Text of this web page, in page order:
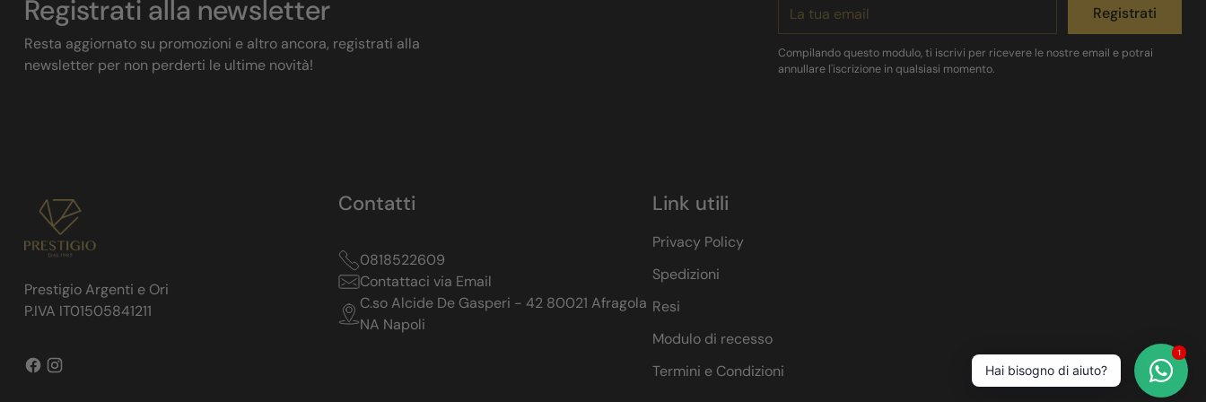
Registrati alla newsletter
Resta aggiornato su promozioni e altro ancora, registrati alla
newsletter per non perderti le ultime novità!
tua
email
Registrati
Compilando questo modulo, ti iscrivi per ricevere le nostre email e potrai
annullare l'iscrizione in qualsiasi momento.
Prestigio Argenti e Ori
P.IVA IT01505841211
Contatti
0818522609
Contattaci via Email
C.so Alcide De Gasperi - 42 80021 Afragola
NA Napoli
Link utili
Privacy Policy
Spedizioni
Resi
Modulo di recesso
Termini e Condizioni
Hai bisogno di aiuto?
1